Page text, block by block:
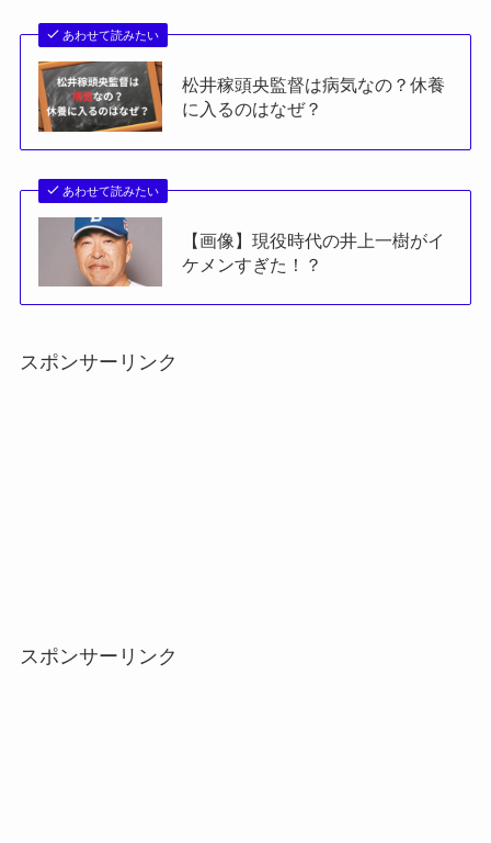
あわせて読みたい
松井稼頭央監督は病気なの？休養
に入るのはなぜ？
あわせて読みたい
【画像】現役時代の井上一樹がイ
ケメンすぎた！？
スポンサーリンク
スポンサーリンク